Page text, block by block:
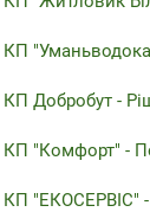
КП
КП Добробут -
КП "Комфорт" -
КП "ЕКОСЕРВІС" -